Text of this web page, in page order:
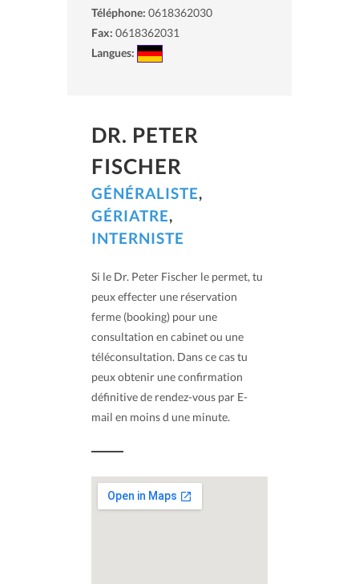
Téléphone: 0618362030
Fax: 0618362031
Langues:
DR. PETER
FISCHER
GÉNÉRALISTE,
GÉRIATRE,
INTERNISTE
Si le Dr. Peter Fischer le permet, tu
peux effecter une réservation
ferme (booking) pour une
consultation en cabinet ou une
téléconsultation. Dans ce cas tu
peux obtenir une confirmation
définitive de rendez-vous par E-
mail en moins d une minute.